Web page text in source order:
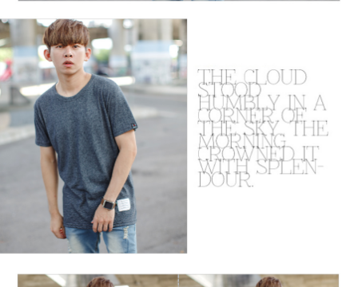
「AFTEE先享後付」，若未經同意申辦者引起之損失，本公司不負相關責
任。
４．使用「AFTEE先享後付」時，將依據個別帳號之用戶狀況，依本公司即
時審查核予不同之上限額度；若仍有額度不足之情形，本公司將視審查結果
請求用戶進行身份認證。
５．嚴禁一人註冊多個帳號或使用他人資訊註冊。若發現惡意使用之情形，
恩沛科技股份有限公司將有權停止該用戶之使用額度並採取法律行動。